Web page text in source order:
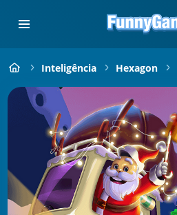
Inteligência Hexagon